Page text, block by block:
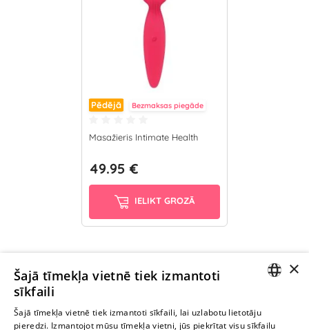
Pēdējā Bezmaksas piegāde
Masažieris Intimate Health
49.95 €
IELIKT GROZĀ
Ievērībai: Yesyes.lv satur atklātu seksuālu informāciju un attēlus. Lietot
šo vietni vari tikai no 18 gadu vecuma.
×
Šajā tīmekļa vietnē tiek izmantoti
sīkfaili
Šajā tīmekļa vietnē tiek izmantoti sīkfaili, lai uzlabotu lietotāju
pieredzi. Izmantojot mūsu tīmekļa vietni, jūs piekrītat visu sīkfailu